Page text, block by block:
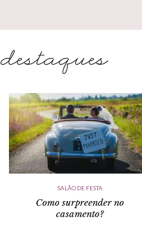
SALÃO DE FESTA
Como surpreender no
casamento?